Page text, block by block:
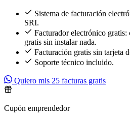
Sistema de facturación
SRI.
Facturador electrónico gratis:
gratis sin instalar nada.
Facturación gratis sin tarjeta
Soporte técnico incluido.
Quiero mis 25 facturas gratis
Cupón emprendedor